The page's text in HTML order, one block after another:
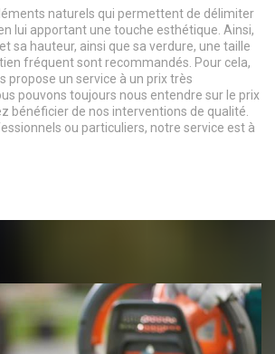
naturels qui permettent de délimiter
lui apportant une touche esthétique. Ainsi,
sa hauteur, ainsi que sa verdure, une taille
fréquent sont recommandés. Pour cela,
propose un service à un prix très
pouvons toujours nous entendre sur le prix
bénéficier de nos interventions de qualité.
ou particuliers, notre service est à